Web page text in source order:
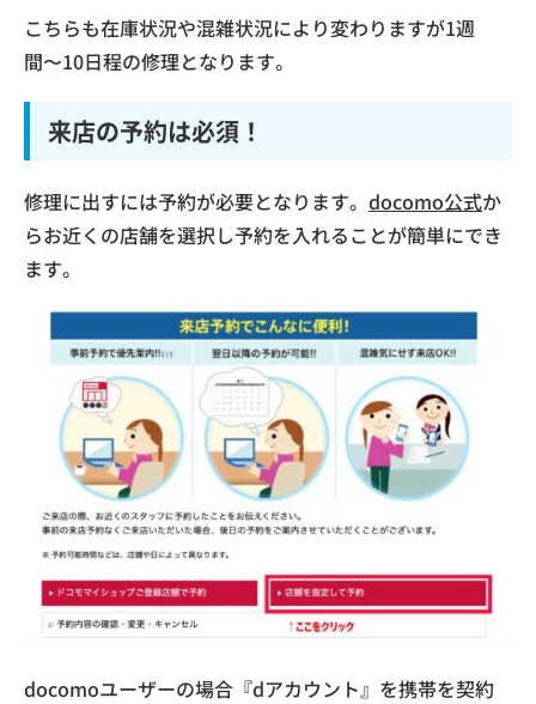
こちらも在庫状況や混雑状況により変わりますが1週
間〜10日程の修理となります。
来店の予約は必須！
修理に出すには予約が必要となります。 docomo公式か
らお近くの店舗を選択し予約を入れることが簡単にでき
ます。
docomoユーザーの場合『dアカウント』を携帯を契約